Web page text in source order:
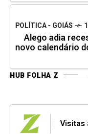
POLÍTICA - GOIÁS
Alego adia
novo calendário
HUB FOLHA Z
Visitas